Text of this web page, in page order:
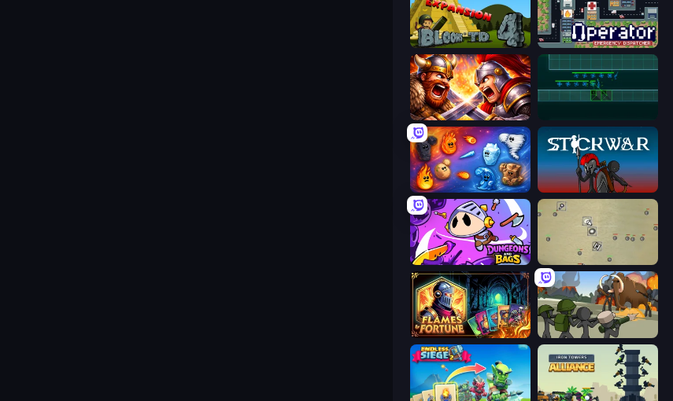
Bloons Tower Defense 4 Expansion Operator: Emergency Dispatcher
Fall of the King
Elemental Merge Stick War
Dungeons and Bags Desktop Tower Defense
Flames & Fortune Stickman History Battle